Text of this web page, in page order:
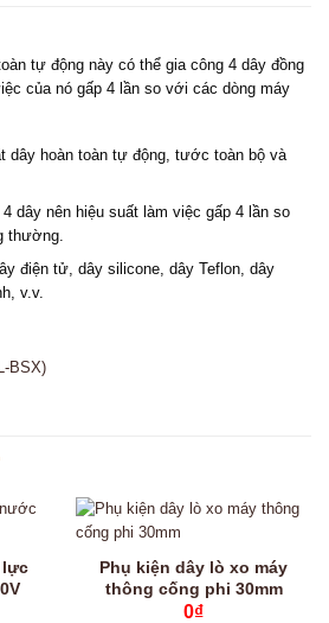
tự động này có thể gia công 4 dây đồng
của nó gấp 4 lần so với các dòng máy
dây hoàn toàn tự động, tước toàn bộ và
dây nên hiệu suất làm việc gấp 4 lần so
thường.
điện tử, dây silicone, dây Teflon, dây
v.v.
lực
Phụ kiện dây lò xo máy
thông cống phi 30mm
0₫